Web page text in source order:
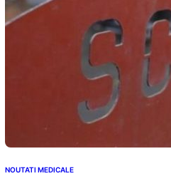
NOUTATI MEDICALE